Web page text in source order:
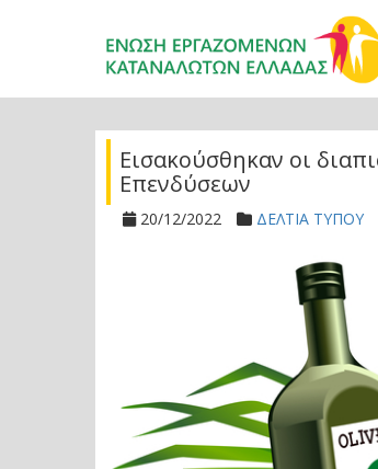
Εισακούσθηκαν οι
Επενδύσεων
20/12/2022 ΔΕΛΤΙΑ ΤΥΠΟΥ